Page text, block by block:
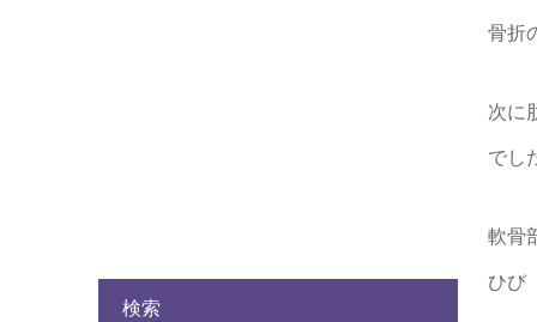
骨折
次に
でし
軟骨
ひび
検索